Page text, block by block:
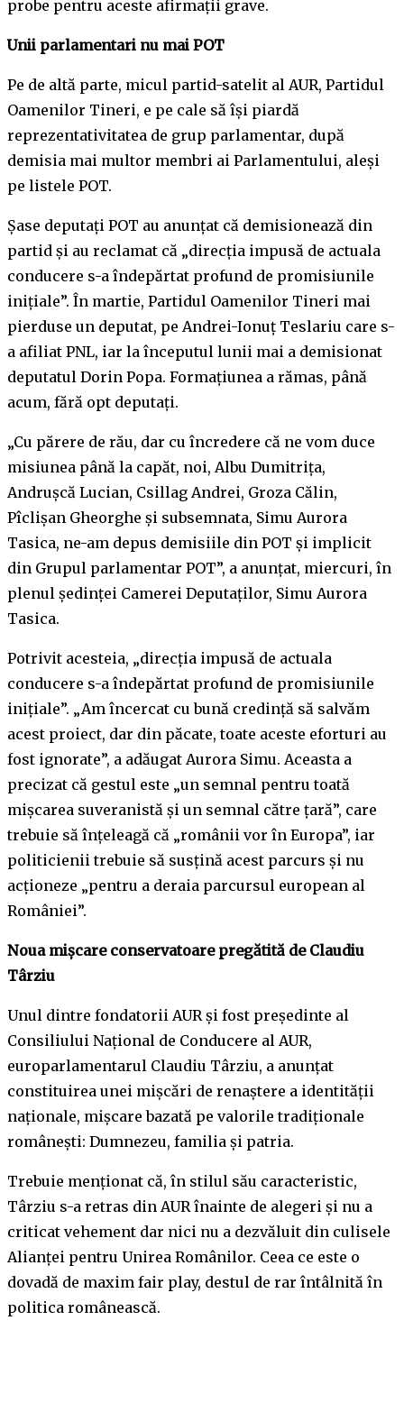
probe pentru aceste afirmații grave.
Unii parlamentari nu mai POT
Pe de altă parte, micul partid-satelit al AUR, Partidul
Oamenilor Tineri, e pe cale să își piardă
reprezentativitatea de grup parlamentar, după
demisia mai multor membri ai Parlamentului, aleși
pe listele POT.
Șase deputați POT au anunțat că demisionează din
partid și au reclamat că „direcţia impusă de actuala
conducere s-a îndepărtat profund de promisiunile
iniţiale”. În martie, Partidul Oamenilor Tineri mai
pierduse un deputat, pe Andrei-Ionuț Teslariu care s-
a afiliat PNL, iar la începutul lunii mai a demisionat
deputatul Dorin Popa. Formațiunea a rămas, până
acum, fără opt deputați.
„Cu părere de rău, dar cu încredere că ne vom duce
misiunea până la capăt, noi, Albu Dumitriţa,
Andruşcă Lucian, Csillag Andrei, Groza Călin,
Pîclişan Gheorghe şi subsemnata, Simu Aurora
Tasica, ne-am depus demisiile din POT şi implicit
din Grupul parlamentar POT”, a anunţat, miercuri, în
plenul şedinţei Camerei Deputaţilor, Simu Aurora
Tasica.
Potrivit acesteia, „direcţia impusă de actuala
conducere s-a îndepărtat profund de promisiunile
iniţiale”. „Am încercat cu bună credinţă să salvăm
acest proiect, dar din păcate, toate aceste eforturi au
fost ignorate”, a adăugat Aurora Simu. Aceasta a
precizat că gestul este „un semnal pentru toată
mişcarea suveranistă şi un semnal către ţară”, care
trebuie să înţeleagă că „românii vor în Europa”, iar
politicienii trebuie să susţină acest parcurs şi nu
acţioneze „pentru a deraia parcursul european al
României”.
Noua mișcare conservatoare pregătită de Claudiu
Târziu
Unul dintre fondatorii AUR și fost președinte al
Consiliului Național de Conducere al AUR,
europarlamentarul Claudiu Târziu, a anunțat
constituirea unei mișcări de renaștere a identității
naționale, mișcare bazată pe valorile tradiționale
românești: Dumnezeu, familia și patria.
Trebuie menționat că, în stilul său caracteristic,
Târziu s-a retras din AUR înainte de alegeri și nu a
criticat vehement dar nici nu a dezvăluit din culisele
Alianței pentru Unirea Românilor. Ceea ce este o
dovadă de maxim fair play, destul de rar întâlnită în
politica românească.